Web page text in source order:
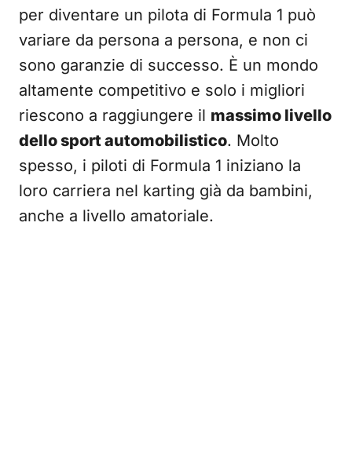
per diventare un pilota di Formula 1 può
variare da persona a persona, e non ci
sono garanzie di successo. È un mondo
altamente competitivo e solo i migliori
riescono a raggiungere il massimo livello
dello sport automobilistico. Molto
spesso, i piloti di Formula 1 iniziano la
loro carriera nel karting già da bambini,
anche a livello amatoriale.